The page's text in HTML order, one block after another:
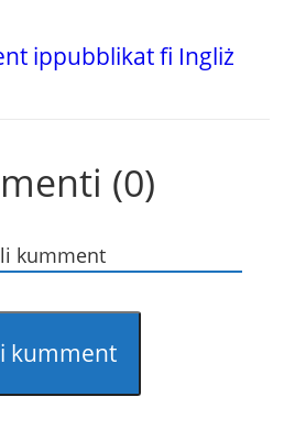
ippubblikat fi Ingliż
(0)
kumment
kumment